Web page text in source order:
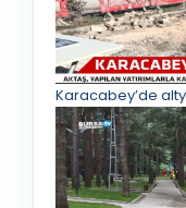
Karacabey’de